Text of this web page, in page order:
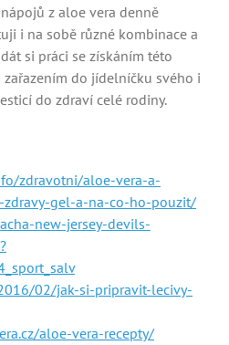
z aloe vera denně
i na sobě různé kombinace a
si práci se získáním této
do jídelníčku svého i
do zdraví celé rodiny.
zdravotni/aloe-vera-a-
zdravy-gel-a-na-co-ho-pouzit/
new-jersey-devils-
02/jak-si-pripravit-lecivy-
aloe-vera-recepty/